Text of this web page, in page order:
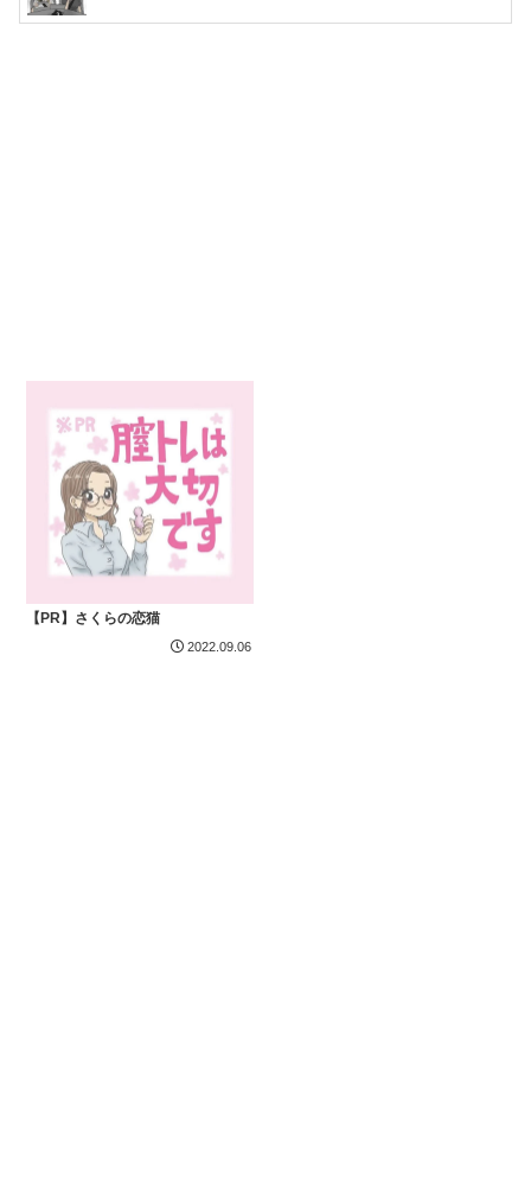
【PR】さくらの恋猫
2022.09.06